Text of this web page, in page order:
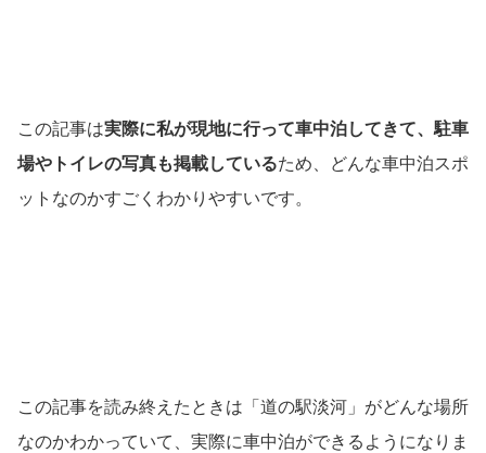
この記事は実際に私が現地に行って車中泊してきて、駐車
場やトイレの写真も掲載しているため、どんな車中泊スポ
ットなのかすごくわかりやすいです。
この記事を読み終えたときは「道の駅淡河」がどんな場所
なのかわかっていて、実際に車中泊ができるようになりま